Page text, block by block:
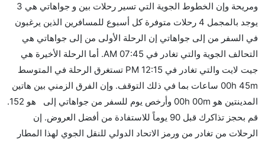
هل توفر شركات الطيران مساحة إضافية للنوم؟
كثير من خطوط طيران درجة رجال الأعمال توفر مساحة
إضافية للنوم.
هل يمكنني حمل طعامي الخاص؟
نعم، يمكنك حمل طعامك الخاص، و لكن يجب أن يكون معبئا
بشكل جيد.
هل سيقدم لي الكحول على متن رحلة من إلى جواهاتي؟
لا تقدم شركة الطيران الكحول على متن رحلة داخلية. يتم
ومريحة وإن الخطوط الجوية التي تسير رحلات بين و جواهاتي هي 3
يوجد بالمجمل 4 رحلات متوفرة كل أسبوع للمسافرين الذين يرغبون
في السفر من إلى جواهاتي إن الرحلة الأولى من إلى جواهاتي هي
التحالف الجوية والتي تغادر في 07:45 AM. أما الرحلة الأخيرة هي
جيت لايت والتي تغادر في 12:15 PM تستغرق الرحلة في المتوسط
00h 45m ساعات بما في ذلك التوقف. وإن الفرق الزمني بين هاتين
المدينتين هو 00h 00m وأرخص يوم للسفر من جواهاتي إلى هو 152.
قم بحجز تذاكرك قبل 90 يوماً للاستفادة من أفضل العروض. إن
الرحلات من تغادر من ورمز الاتحاد الدولي للنقل الجوي لهذا المطار